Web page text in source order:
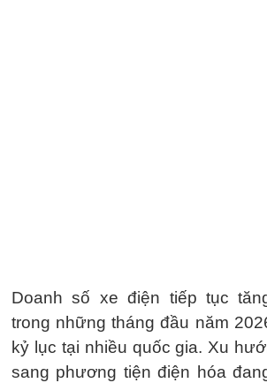
Doanh số xe điện tiếp tục
trong những tháng đầu năm
kỷ lục tại nhiều quốc gia. Xu
sang phương tiện điện hóa